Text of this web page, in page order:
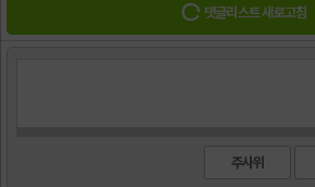
댓글리스트 새로고침
주사위